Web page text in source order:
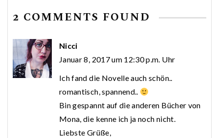
2 COMMENTS FOUND
Nicci
Januar 8, 2017 um 12:30 p.m. Uhr
Ich fand die Novelle auch schön..
romantisch, spannend..
Bin gespannt auf die anderen Bücher von
Mona, die kenne ich ja noch nicht.
Liebste Grüße,